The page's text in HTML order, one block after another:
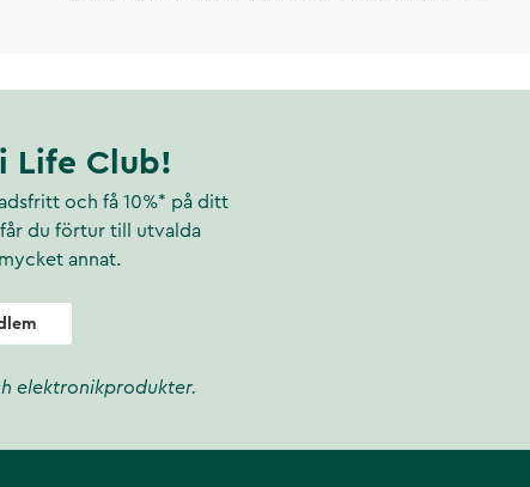
Life Club!
och få 10%* på ditt
du förtur till utvalda
annat.
elektronikprodukter.